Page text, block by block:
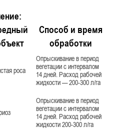
Способ и время
обработки
роса
Опрыскивание в период
вегетации с интервалом
14 дней. Расход рабочей
жидкости — 200-300 л/га
Опрыскивание в период
вегетации с интервалом
14 дней. Расход рабочей
жидкости 200-300 л/га